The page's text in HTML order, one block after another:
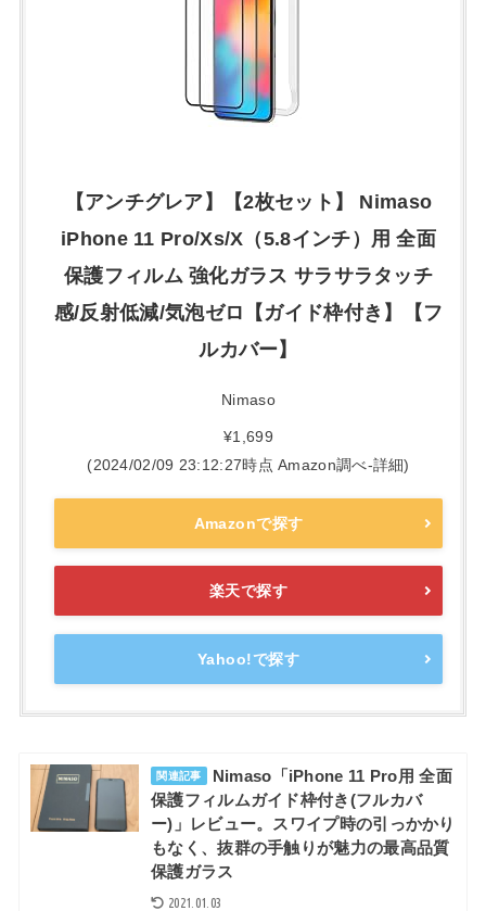
【アンチグレア】【2枚セット】 Nimaso
iPhone 11 Pro/Xs/X（5.8インチ）用 全面
保護フィルム 強化ガラス サラサラタッチ
感/反射低減/気泡ゼロ【ガイド枠付き】【フ
ルカバー】
Nimaso
¥1,699
(2024/02/09 23:12:27時点 Amazon調べ-詳細)
Amazonで探す
楽天で探す
Yahoo!で探す
関連記事
Nimaso「iPhone 11 Pro用 全面
保護フィルムガイド枠付き(フルカバ
ー)」レビュー。スワイプ時の引っかかり
もなく、抜群の手触りが魅力の最高品質
保護ガラス
2021.01.03